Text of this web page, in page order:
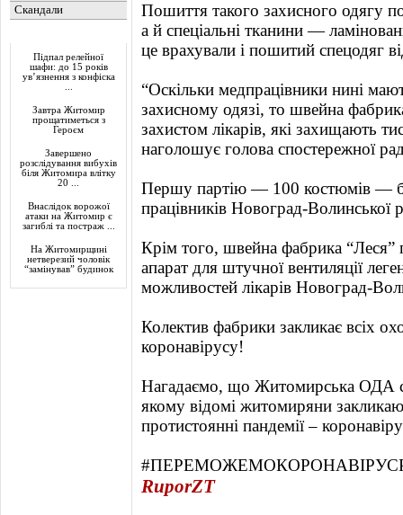
Скандали
Підпал релейної
шафи: до 15 років
ув’язнення з конфіска
Завтра Житомир
прощатиметься з
Героєм
Завершено
розслідування вибухів
біля Житомира влітку
20 ...
Внаслідок ворожої
атаки на Житомир є
загиблі та постраж ...
На Житомирщині
нетверезий чоловік
“замінував” будинок
Пошиття такого захисного одягу
а й спеціальні тканини —
це врахували і пошитий спецодяг
“Оскільки медпрацівники нині
захисному одязі, то швейна
захистом лікарів, які захищають
наголошує голова спостережної
Першу партію — 100 костюмів —
працівників Новоград-Волинської
Крім того, швейна фабрика
апарат для штучної вентиляції
можливостей лікарів Новоград-
Колектив фабрики закликає всіх
коронавірусу!
Нагадаємо, що Житомирська ОДА
якому відомі житомиряни
протистоянні пандемії –
RuporZT